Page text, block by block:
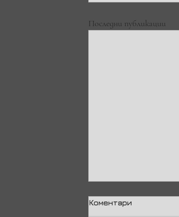
Последни публикации
Коментари